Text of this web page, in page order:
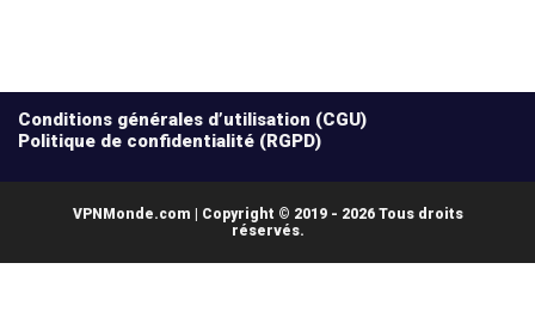
Conditions générales d’utilisation (CGU)
Politique de confidentialité (RGPD)
VPNMonde.com | Copyright © 2019 - 2026 Tous droits
réservés.